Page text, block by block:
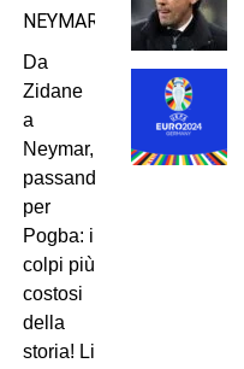
NEYMAR
Da
Zidane
a
Neymar,
passando
per
Pogba: i
colpi più
costosi
della
storia! Li